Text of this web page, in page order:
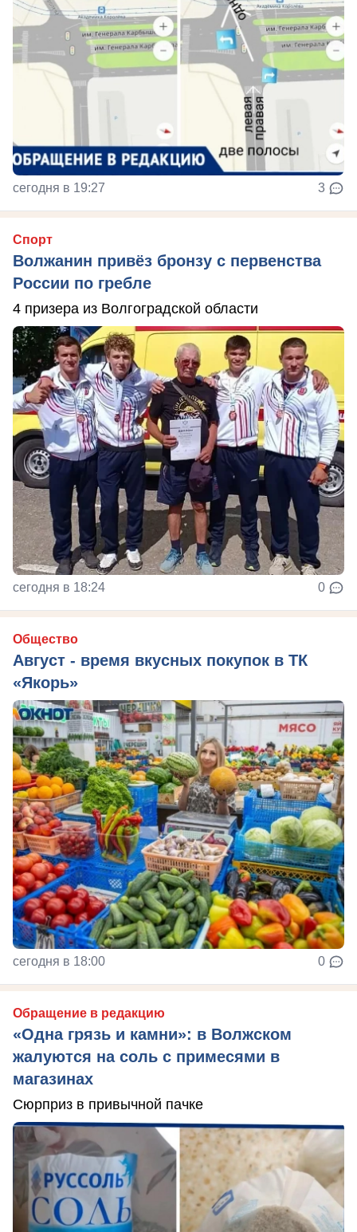
сегодня в 19:27 3
Спорт
Волжанин привёз бронзу с первенства
России по гребле
4 призера из Волгоградской области
сегодня в 18:24 0
Общество
Август - время вкусных покупок в ТК
«Якорь»
сегодня в 18:00 0
Обращение в редакцию
«Одна грязь и камни»: в Волжском
жалуются на соль с примесями в
магазинах
Сюрприз в привычной пачке